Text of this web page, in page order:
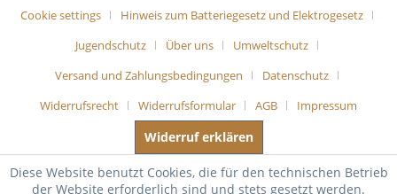
Cookie settings
Hinweis zum Batteriegesetz und Elektrogesetz
Jugendschutz
Über uns
Umweltschutz
Versand und Zahlungsbedingungen
Datenschutz
Widerrufsrecht
Widerrufsformular AGB Impressum
Widerruf erklären
Diese Website benutzt Cookies, die für den technischen Betrieb
der Website erforderlich sind und stets gesetzt werden.